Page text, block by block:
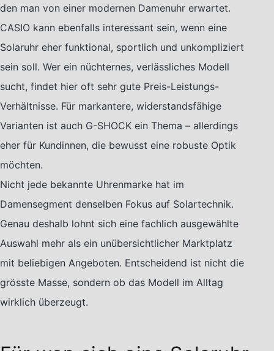
den man von einer modernen Damenuhr erwartet.
CASIO kann ebenfalls interessant sein, wenn eine
Solaruhr eher funktional, sportlich und unkompliziert
sein soll. Wer ein nüchternes, verlässliches Modell
sucht, findet hier oft sehr gute Preis-Leistungs-
Verhältnisse. Für markantere, widerstandsfähige
Varianten ist auch G-SHOCK ein Thema – allerdings
eher für Kundinnen, die bewusst eine robuste Optik
möchten.
Nicht jede bekannte Uhrenmarke hat im
Damensegment denselben Fokus auf Solartechnik.
Genau deshalb lohnt sich eine fachlich ausgewählte
Auswahl mehr als ein unübersichtlicher Marktplatz
mit beliebigen Angeboten. Entscheidend ist nicht die
grösste Masse, sondern ob das Modell im Alltag
wirklich überzeugt.